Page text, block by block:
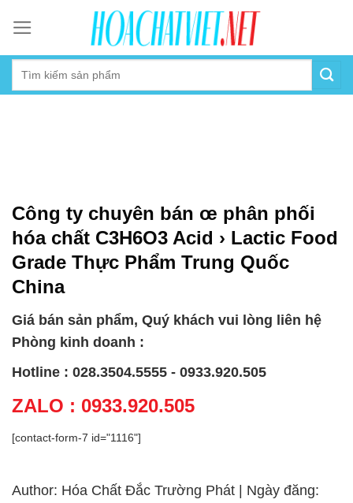
content
Công ty chuyên bán œ phân phối
hóa chất C3H6O3 Acid › Lactic Food
Grade Thực Phẩm Trung Quốc
China
Giá bán sản phẩm, Quý khách vui lòng liên hệ
Phòng kinh doanh :
Hotline : 028.3504.5555 - 0933.920.505
ZALO : 0933.920.505
[contact-form-7 id="1116"]
Author: Hóa Chất Đắc Trường Phát | Ngày đăng: